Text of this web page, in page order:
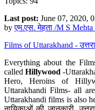
Last post: June 07, 2020,
byएम.एस. मेहता /M S
Films of Uttarakhand -
Everything about the
calledHillywood-
Hero, Heroins of
Uttarakhandi Films- all
Uttarakhandi films is also